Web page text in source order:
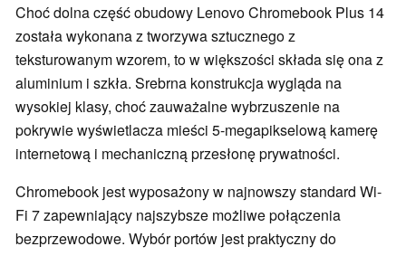
Choć dolna część obudowy Lenovo Chromebook Plus 14
została wykonana z tworzywa sztucznego z
teksturowanym wzorem, to w większości składa się ona z
aluminium i szkła. Srebrna konstrukcja wygląda na
wysokiej klasy, choć zauważalne wybrzuszenie na
pokrywie wyświetlacza mieści 5-megapikselową kamerę
internetową i mechaniczną przesłonę prywatności.
Chromebook jest wyposażony w najnowszy standard Wi-
Fi 7 zapewniający najszybsze możliwe połączenia
bezprzewodowe. Wybór portów jest praktyczny do